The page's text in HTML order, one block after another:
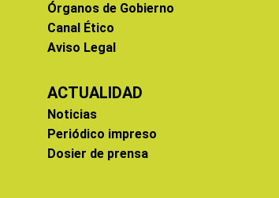
Órganos de Gobierno
Canal Ético
Aviso Legal
ACTUALIDAD
Noticias
Periódico impreso
Dosier de prensa